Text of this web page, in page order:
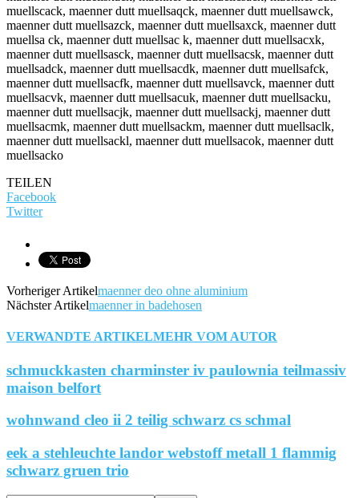
muellscack, maenner dutt muellsaqck, maenner dutt muellsawck,
maenner dutt muellsazck, maenner dutt muellsaxck, maenner dutt
muellsa ck, maenner dutt muellsac k, maenner dutt muellsacxk,
maenner dutt muellsasck, maenner dutt muellsacsk, maenner dutt
muellsadck, maenner dutt muellsacdk, maenner dutt muellsafck,
maenner dutt muellsacfk, maenner dutt muellsavck, maenner dutt
muellsacvk, maenner dutt muellsacuk, maenner dutt muellsacku,
maenner dutt muellsacjk, maenner dutt muellsackj, maenner dutt
muellsacmk, maenner dutt muellsackm, maenner dutt muellsaclk,
maenner dutt muellsackl, maenner dutt muellsacok, maenner dutt
muellsacko
TEILEN
Facebook
Twitter
Vorheriger Artikelmaenner deo ohne aluminium
Nächster Artikelmaenner in badehosen
VERWANDTE ARTIKELMEHR VOM AUTOR
schmuckkasten charminster iv paulownia teilmassiv
maison belfort
wohnwand cleo ii 2 teilig schwarz cs schmal
eek a stehleuchte landor webstoff metall 1 flammig
schwarz gruen trio